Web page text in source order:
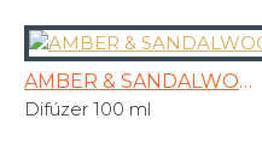
AMBER & SANDALWOOD
Difúzer 100 ml